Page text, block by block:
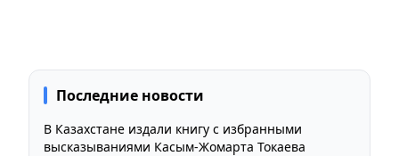
Последние новости
В Казахстане издали книгу с избранными
высказываниями Касым-Жомарта Токаева